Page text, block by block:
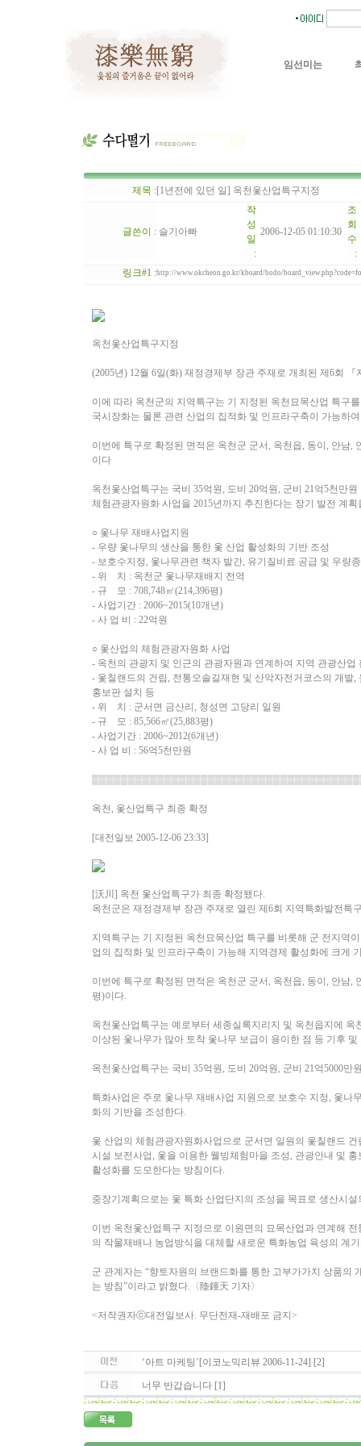
임선미는
제목 :[1년전에 있던 일] 옥천옻산업특구지정
글쓴이 : 슬기아빠
작
성
일
:
2006-12-05 01:10:30
조
회
수
:
링크#1 :http://www.okcheon.go.kr/kboard/bodo/
옥천옻산업특구지정
(2005년) 12월 6일(화) 재정경제부 장관 주재로 개최된 제6회
이에 따라 옥천군의 지역특구는 기 지정된 옥천묘목산업 특구
국시장화는 물론 관련 산업의 집적화 및 인프라구축이 가능하
이번에 특구로 확정된 면적은 옥천군 군서, 옥천읍, 동이, 안남,
이다
옥천옻산업특구는 국비 35억원, 도비 20억원, 군비 21억5천만
체험관광자원화 사업을 2015년까지 추진한다는 장기 발전 계
○ 옻나무 재배사업지원
- 우량 옻나무의 생산을 통한 옻 산업 활성화의 기반 조성
- 보호수지정, 옻나무관련 책자 발간, 유기질비료 공급 및 우량
- 위 치 : 옥천군 옻나무재배지 전역
- 규 모 : 708,748㎡(214,396평)
- 사업기간 : 2006~2015(10개년)
- 사 업 비 : 22억원
○ 옻산업의 체험관광자원화 사업
- 옥천의 관광지 및 인근의 관광자원과 연계하여 지역 관광산업
- 옻칠랜드의 건립, 전통오솔길재현 및 산악자전거코스의 개
홍보판 설치 등
- 위 치 : 군서면 금산리, 청성면 고당리 일원
- 규 모 : 85,566㎡(25,883평)
- 사업기간 : 2006~2012(6개년)
- 사 업 비 : 56억5천만원
옥천, 옻산업특구 최종 확정
[대전일보 2005-12-06 23:33]
[沃川] 옥천 옻산업특구가 최종 확정됐다.
옥천군은 재정경제부 장관 주재로 열린 제6회 지역특화발전
지역특구는 기 지정된 옥천묘목산업 특구를 비롯해 군 전지역
업의 집적화 및 인프라구축이 가능해 지역경제 활성화에 크게
이번에 특구로 확정된 면적은 옥천군 군서, 옥천읍, 동이, 안남,
평)이다.
옥천옻산업특구는 예로부터 세종실록지리지 및 옥천읍지에
이상된 옻나무가 많아 토착 옻나무 보급이 용이한 점 등 기후
옥천옻산업특구는 국비 35억원, 도비 20억원, 군비 21억5000
특화사업은 주로 옻나무 재배사업 지원으로 보호수 지정, 옻
화의 기반을 조성한다.
옻 산업의 체험관광자원화사업으로 군서면 일원의 옻칠랜드
시설 보전사업, 옻을 이용한 웰빙체험마을 조성, 관광안내 및
활성화를 도모한다는 방침이다.
중장기계획으로는 옻 특화 산업단지의 조성을 목표로 생산시
이번 옥천옻산업특구 지정으로 이원면의 묘목산업과 연계해
의 작물재배나 농업방식을 대체할 새로운 특화농업 육성의 계
군 관계자는 “향토자원의 브랜드화를 통한 고부가가치 상품
는 방침”이라고 밝혔다.〈陸鍾天 기자〉
<저작권자ⓒ대전일보사. 무단전재-재배포 금지>
‘아트 마케팅’[이코노믹리뷰 2006-11-24] [2]
너무 반갑습니다 [1]